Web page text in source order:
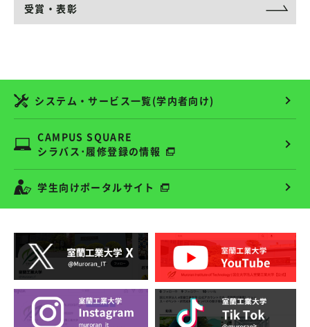
受賞・表彰
システム・サービス一覧(学内者向け)
CAMPUS SQUARE
シラバス･履修登録の情報
学生向けポータルサイト